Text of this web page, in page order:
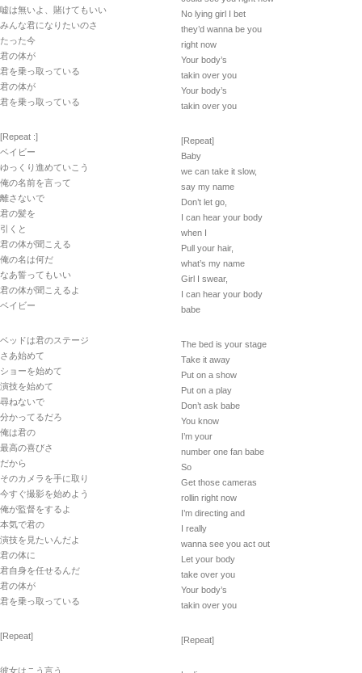
嘘は無いよ、賭けてもいい
みんな君になりたいのさ
たった今
君の体が
君を乗っ取っている
君の体が
君を乗っ取っている
[Repeat :]
ベイビー
ゆっくり進めていこう
俺の名前を言って
離さないで
君の髪を
引くと
君の体が聞こえる
俺の名は何だ
なあ誓ってもいい
君の体が聞こえるよ
ベイビー
ベッドは君のステージ
さあ始めて
ショーを始めて
演技を始めて
尋ねないで
分かってるだろ
俺は君の
最高の喜びさ
だから
そのカメラを手に取り
今すぐ撮影を始めよう
俺が監督をするよ
本気で君の
演技を見たいんだよ
君の体に
君自身を任せるんだ
君の体が
君を乗っ取っている
[Repeat]
彼女はこう言う
No lying girl I bet
they’d wanna be you
right now
Your body’s
takin over you
Your body’s
takin over you
[Repeat]
Baby
we can take it slow,
say my name
Don’t let go,
I can hear your body
when I
Pull your hair,
what’s my name
Girl I swear,
I can hear your body
babe
The bed is your stage
Take it away
Put on a show
Put on a play
Don’t ask babe
You know
I’m your
number one fan babe
So
Get those cameras
rollin right now
I’m directing and
I really
wanna see you act out
Let your body
take over you
Your body’s
takin over you
[Repeat]